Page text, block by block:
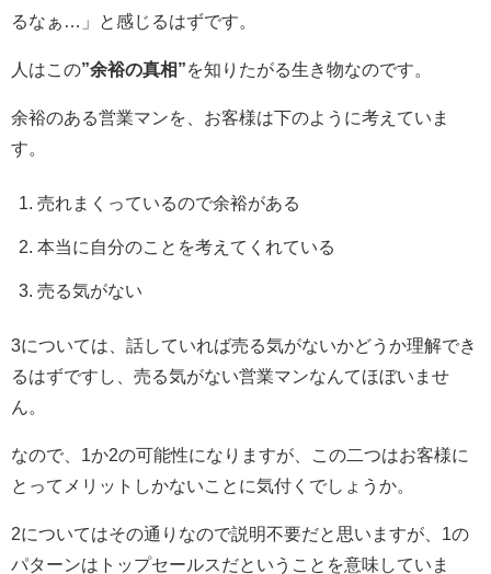
るなぁ…」と感じるはずです。
人はこの”余裕の真相”を知りたがる生き物なのです。
余裕のある営業マンを、お客様は下のように考えていま
す。
売れまくっているので余裕がある
本当に自分のことを考えてくれている
売る気がない
3については、話していれば売る気がないかどうか理解でき
るはずですし、売る気がない営業マンなんてほぼいませ
ん。
なので、1か2の可能性になりますが、この二つはお客様に
とってメリットしかないことに気付くでしょうか。
2についてはその通りなので説明不要だと思いますが、1の
パターンはトップセールスだということを意味していま